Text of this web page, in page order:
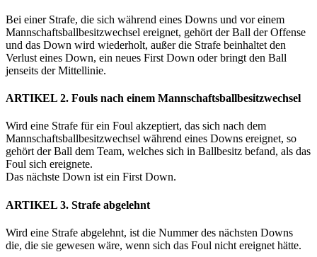
Bei einer Strafe, die sich während eines Downs und vor einem
Mannschaftsballbesitzwechsel ereignet, gehört der Ball der Offense
und das Down wird wiederholt, außer die Strafe beinhaltet den
Verlust eines Down, ein neues First Down oder bringt den Ball
jenseits der Mittellinie.
ARTIKEL 2. Fouls nach einem Mannschaftsballbesitzwechsel
Wird eine Strafe für ein Foul akzeptiert, das sich nach dem
Mannschaftsballbesitzwechsel während eines Downs ereignet, so
gehört der Ball dem Team, welches sich in Ballbesitz befand, als das
Foul sich ereignete.
Das nächste Down ist ein First Down.
ARTIKEL 3. Strafe abgelehnt
Wird eine Strafe abgelehnt, ist die Nummer des nächsten Downs
die, die sie gewesen wäre, wenn sich das Foul nicht ereignet hätte.